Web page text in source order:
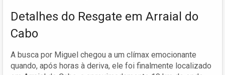
Detalhes do Resgate em Arraial do
Cabo
A busca por Miguel chegou a um clímax emocionante
quando, após horas à deriva, ele foi finalmente localizado